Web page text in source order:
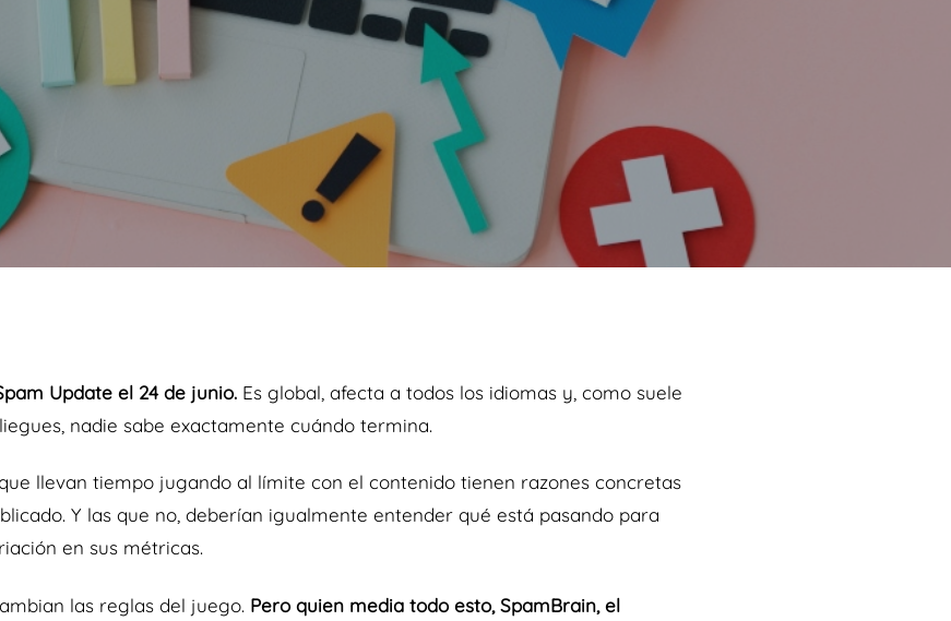
Update el 24 de junio. Es global, afecta a todos los idiomas y, como suele
nadie sabe exactamente cuándo termina.
llevan tiempo jugando al límite con el contenido tienen razones concretas
Y las que no, deberían igualmente entender qué está pasando para
en sus métricas.
las reglas del juego. Pero quien media todo esto, SpamBrain, el